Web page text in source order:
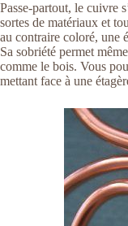
Passe-partout, le cuivre
sortes de matériaux et
au contraire coloré, une
Sa sobriété permet
comme le bois. Vous
mettant face à une